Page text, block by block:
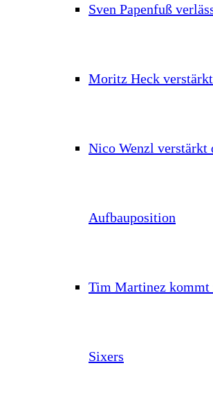
Sven Papenfuß
Moritz Heck
Nico Wenzl verstärkt
Aufbauposition
Tim Martinez kommt
Sixers